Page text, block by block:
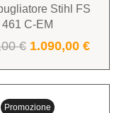
Stihl FS
461 C-EM
€ 1.090,00 €
Promozione